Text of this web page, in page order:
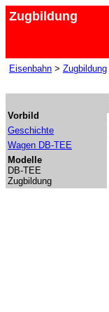
Zugbildung
Eisenbahn > Zugbildung
Vorbild
Geschichte
Wagen DB-TEE
Modelle
DB-TEE
Zugbildung